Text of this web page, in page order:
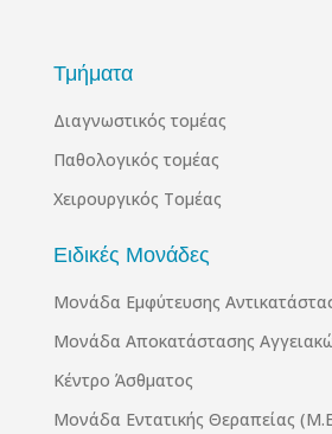
Τμήματα
Διαγνωστικός τομέας
Παθολογικός τομέας
Χειρουργικός Τομέας
Ειδικές Μονάδες
Μονάδα Εμφύτευσης
Μονάδα Αποκατάστασης
Κέντρο Άσθματος
Μονάδα Εντατικής Θεραπείας